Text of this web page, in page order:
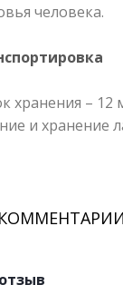
человека.
хранения – 12
и хранение